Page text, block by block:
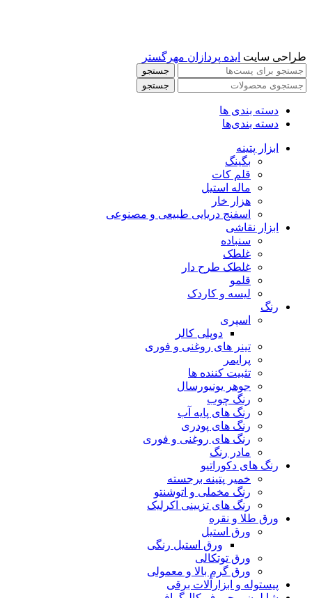
طراحی سایت ایده پردازان مهرگستر
جستجو
جستجو
دسته بندی ها
دسته بندی‌ها
ابزار پتینه
بگینگ
قلم کات
ماله استیل
هزار خار
اسفنج دریایی طبیعی و مصنوعی
ابزار نقاشی
سنباده
غلطک
غلطک طرح دار
قلمو
لیسه و کاردک
رنگ
اسپری
دوپلی کالر
تینر های روغنی و فوری
پرایمر
تثبیت کننده ها
جوهر یونیورسال
رنگ چوب
رنگ‌ های پایه آب
رنگ های پودری
رنگ‌ های روغنی و فوری
مادر رنگ
رنگ های دکوراتیو
خمیر پتینه برجسته
رنگ مخملی و اتوشنتو
رنگ های تزیینی اکرلیک
ورق طلا و نقره
ورق استیل
ورق استیل رنگی
ورق توتکالی
ورق گرم بالا و معمولی
پیستوله و ابزارآلات برقی